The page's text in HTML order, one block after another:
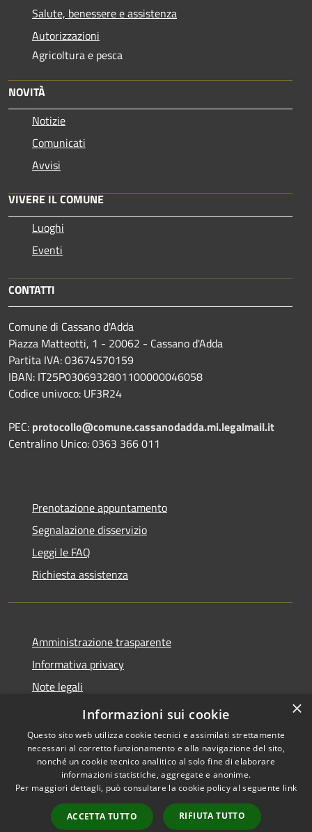
Salute, benessere e assistenza
Autorizzazioni
Agricoltura e pesca
NOVITÀ
Notizie
Comunicati
Avvisi
VIVERE IL COMUNE
Luoghi
Eventi
CONTATTI
Comune di Cassano d'Adda
Piazza Matteotti, 1 - 20062 - Cassano d'Adda
Partita IVA: 03674570159
IBAN: IT25P0306932801100000046058
Codice univoco: UF3R24
PEC: protocollo@comune.cassanodadda.mi.legalmail.it
Centralino Unico: 0363 366 011
Prenotazione appuntamento
Segnalazione disservizio
Leggi le FAQ
Richiesta assistenza
Amministrazione trasparente
Informativa privacy
Note legali
Dichiarazione di accessibilità
Accessibilità
Copyright © 2026 • Comune di
Cassano d'Adda • Powered by
Municipium•
Accesso
×
Informazioni sui cookie
Questo sito web utilizza cookie tecnici e assimilati strettamente
necessari al corretto funzionamento e alla navigazione del sito,
nonché un cookie tecnico analitico al solo fine di elaborare
informazioni statistiche, aggregate e anonime.
Per maggiori dettagli, può consultare la cookie policy al seguente link
ACCETTA TUTTO RIFIUTA TUTTO